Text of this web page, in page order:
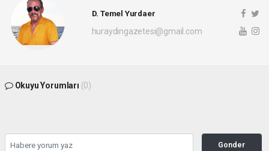
D. Temel Yurdaer
huraydingazetesi@gmail.com
Okuyu Yorumları (0)
Gonder